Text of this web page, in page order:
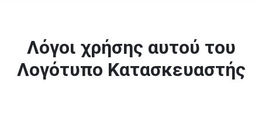
Λόγοι χρήσης αυτού του
Λογότυπο Κατασκευαστής